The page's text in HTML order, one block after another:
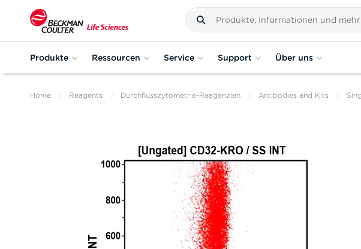
Produkte Ressourcen Service Support Über uns
Home Reagents Durchflusszytometrie-Reagenzien Antibodies and Kits